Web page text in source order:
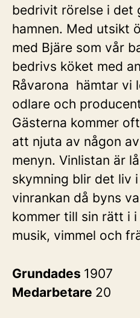
bedrivit rörelse i det
hamnen. Med utsikt
med Bjäre som vår
bedrivs köket med
Råvarona hämtar vi
odlare och
Gästerna kommer
att njuta av någon
menyn. Vinlistan är
skymning blir det liv
vinrankan då byns
kommer till sin rätt i
musik, vimmel och
Grundades 1907
Medarbetare 20